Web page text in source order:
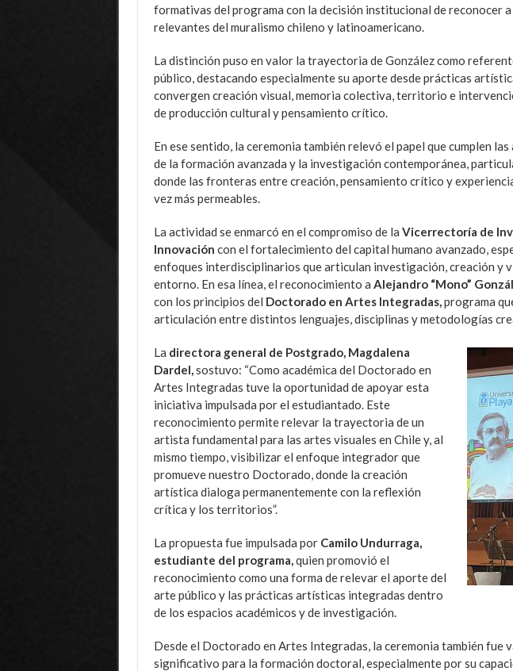
formativas del programa con la decisión institucional de reconocer a
relevantes del muralismo chileno y latinoamericano.
La distinción puso en valor la trayectoria de González como
público, destacando especialmente su aporte desde prácticas
convergen creación visual, memoria colectiva, territorio e
de producción cultural y pensamiento crítico.
En ese sentido, la ceremonia también relevó el papel que cumplen
de la formación avanzada y la investigación contemporánea,
donde las fronteras entre creación, pensamiento crítico y
vez más permeables.
La actividad se enmarcó en el compromiso de la Vicerrectoría de
Innovación con el fortalecimiento del capital humano avanzado,
enfoques interdisciplinarios que articulan investigación, creación y
entorno. En esa línea, el reconocimiento a Alejandro “Mono”
con los principios del Doctorado en Artes Integradas, programa
articulación entre distintos lenguajes, disciplinas y metodologías
La directora general de Postgrado, Magdalena
Dardel, sostuvo: “Como académica del Doctorado en
Artes Integradas tuve la oportunidad de apoyar esta
iniciativa impulsada por el estudiantado. Este
reconocimiento permite relevar la trayectoria de un
artista fundamental para las artes visuales en Chile y, al
mismo tiempo, visibilizar el enfoque integrador que
promueve nuestro Doctorado, donde la creación
artística dialoga permanentemente con la reflexión
crítica y los territorios”.
La propuesta fue impulsada por Camilo Undurraga,
estudiante del programa, quien promovió el
reconocimiento como una forma de relevar el aporte del
arte público y las prácticas artísticas integradas dentro
de los espacios académicos y de investigación.
Desde el Doctorado en Artes Integradas, la ceremonia también fue
significativo para la formación doctoral, especialmente por su